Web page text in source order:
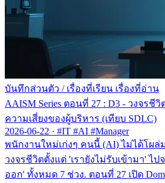
บันทึกส่วนตัว / เรื่องที่เรียน เรื่องที่อ่าน
AAISM Series ตอนที่ 27 : D3 - วงจรชี
ความเสี่ยงของผู้บริหาร (เทียบ SDLC)
2026-06-22 · #IT #AI #Manager
พนักงานใหม่เก่งๆ คนนี้ (AI) ไม่ได้โผ
วงจรชีวิตตั้งแต่ 'เรายังไม่รับเข้ามา' ไ
ออก' ทั้งหมด 7 ช่วง. ตอนที่ 27 เปิด